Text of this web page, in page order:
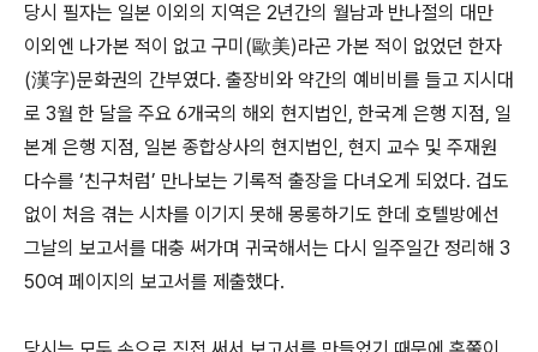
당시 필자는 일본 이외의 지역은 2년간의 월남과 반나절의 대만
이외엔 나가본 적이 없고 구미(歐美)라곤 가본 적이 없었던 한자
(漢字)문화권의 간부였다. 출장비와 약간의 예비비를 들고 지시대
로 3월 한 달을 주요 6개국의 해외 현지법인, 한국계 은행 지점, 일
본계 은행 지점, 일본 종합상사의 현지법인, 현지 교수 및 주재원
다수를 ‘친구처럼’ 만나보는 기록적 출장을 다녀오게 되었다. 겁도
없이 처음 겪는 시차를 이기지 못해 몽롱하기도 한데 호텔방에선
그날의 보고서를 대충 써가며 귀국해서는 다시 일주일간 정리해 3
50여 페이지의 보고서를 제출했다.